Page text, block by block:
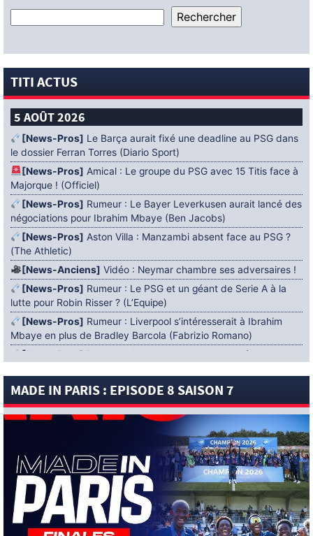
TITI ACTUS
5 AOÛT 2026
[News-Pros] Le Barça aurait fixé une deadline au PSG dans
le dossier Ferran Torres (Diario Sport)
[News-Pros] Amical : Le groupe du PSG avec 15 Titis face à
Majorque ! (Officiel)
[News-Pros] Rumeur : Le Bayer Leverkusen aurait lancé des
négociations pour Ibrahim Mbaye (Ben Jacobs)
[News-Pros] Aston Villa : Manzambi absent face au PSG ?
(The Athletic)
[News-Anciens] Vidéo : Neymar chambre ses adversaires !
[News-Pros] Rumeur : Le PSG et un géant de Serie A à la
lutte pour Robin Risser ? (L’Equipe)
[News-Pros] Rumeur : Liverpool s’intéresserait à Ibrahim
Mbaye en plus de Bradley Barcola (Fabrizio Romano)
[News-Pros]
Rumeur : Accord contractuel trouvé entre le
[News-Pros]Rumeur : Le PSG aurait lancé un ultimatum
4 AOÛT 2026
Mercato : Khalil Ayari prêté à Dunkerque
(Officiel)
[News-Anciens]Leverkusen : un retour de Diaby envisagé
(Foot Mercato)
[News-Formation]Nsoki va filer au Dinamo Zagreb
(L’Equipe)
MADE IN PARIS : EPISODE 8 SAISON 7